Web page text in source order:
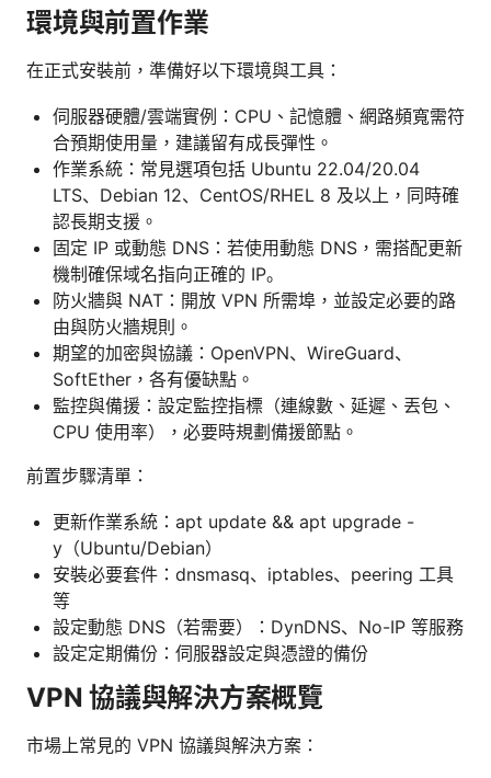
環境與前置作業
在正式安裝前，準備好以下環境與工具：
伺服器硬體/雲端實例：CPU、記憶體、網路頻寬需符
合預期使用量，建議留有成長彈性。
作業系統：常見選項包括 Ubuntu 22.04/20.04
LTS、Debian 12、CentOS/RHEL 8 及以上，同時確
認長期支援。
固定 IP 或動態 DNS：若使用動態 DNS，需搭配更新
機制確保域名指向正確的 IP。
防火牆與 NAT：開放 VPN 所需埠，並設定必要的路
由與防火牆規則。
期望的加密與協議：OpenVPN、WireGuard、
SoftEther，各有優缺點。
監控與備援：設定監控指標（連線數、延遲、丟包、
CPU 使用率），必要時規劃備援節點。
前置步驟清單：
更新作業系統：apt update && apt upgrade -
y（Ubuntu/Debian）
安裝必要套件：dnsmasq、iptables、peering 工具
等
設定動態 DNS（若需要）：DynDNS、No-IP 等服務
設定定期備份：伺服器設定與憑證的備份
VPN 協議與解決方案概覽
市場上常見的 VPN 協議與解決方案：